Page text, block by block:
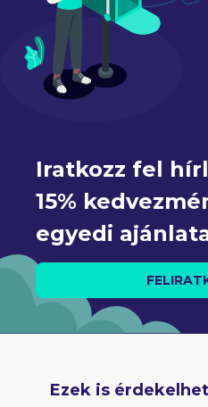
Iratkozz fel
15%
egyedi
Ezek is